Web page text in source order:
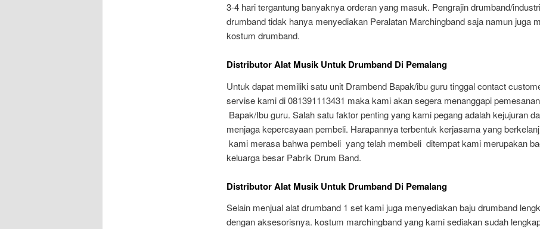
3-4 hari tergantung banyaknya orderan yang masuk. Pengrajin drumband/industri
drumband tidak hanya menyediakan Peralatan Marchingband saja namun juga
kostum drumband.
Distributor Alat Musik Untuk Drumband Di Pemalang
Untuk dapat memiliki satu unit Drambend Bapak/ibu guru tinggal contact
servise kami di 081391113431 maka kami akan segera menanggapi pemesanan
Bapak/Ibu guru. Salah satu faktor penting yang kami pegang adalah kejujuran
menjaga kepercayaan pembeli. Harapannya terbentuk kerjasama yang
kami merasa bahwa pembeli yang telah membeli ditempat kami merupakan
keluarga besar Pabrik Drum Band.
Distributor Alat Musik Untuk Drumband Di Pemalang
Selain menjual alat drumband 1 set kami juga menyediakan baju drumband
dengan aksesorisnya. kostum marchingband yang kami sediakan sudah